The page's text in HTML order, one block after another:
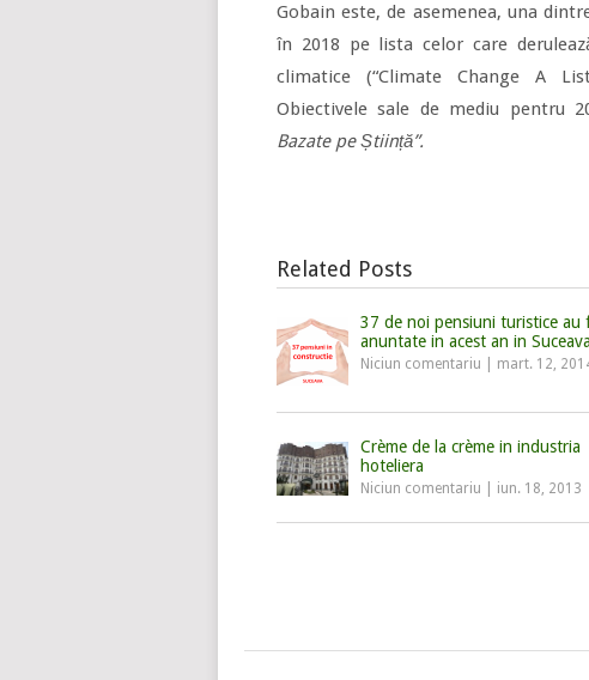
Gobain este, de asemenea, una
în 2018 pe lista celor care
climatice (“Climate Change A
Obiectivele sale de mediu pentru
Bazate pe Știință”.
Related Posts
37 de noi pensiuni turistice au
anuntate in acest an in Suceava
Niciun comentariu mart. 12,
Crème de la crème in industria
hoteliera
Niciun comentariu iun. 18, 2013